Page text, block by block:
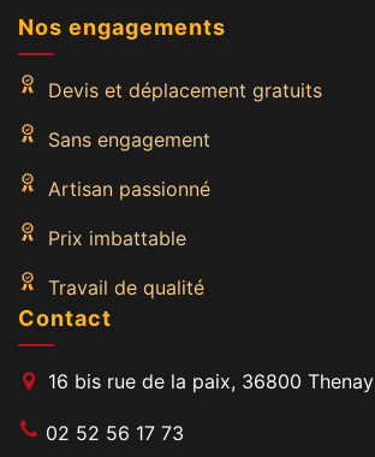
Nos engagements
Devis et déplacement gratuits
Sans engagement
Artisan passionné
Prix imbattable
Travail de qualité
Contact
16 bis rue de la paix, 36800 Thenay
02 52 56 17 73